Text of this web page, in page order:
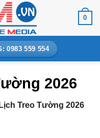
0
0983 559 554
2026
Treo Tường 2026